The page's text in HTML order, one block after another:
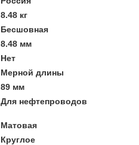
8.48 кг
Бесшовная
8.48 мм
Нет
Мерной длины
89 мм
Для нефтепроводов
Матовая
Круглое